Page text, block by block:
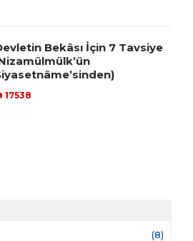
Bekâsı İçin 7 Tavsiye
17538
(8)